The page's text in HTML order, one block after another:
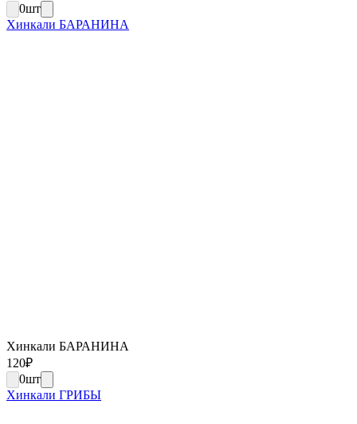
0шт
Хинкали БАРАНИНА
Хинкали БАРАНИНА
120₽
0шт
Хинкали ГРИБЫ